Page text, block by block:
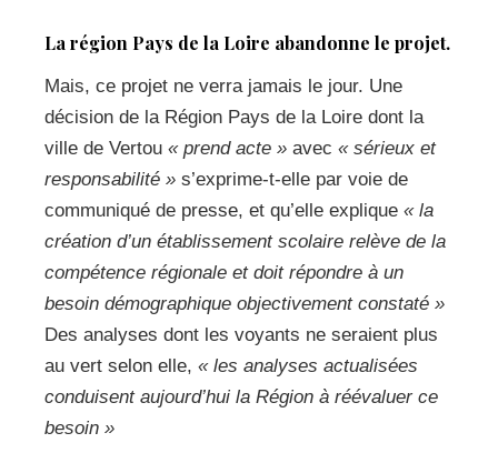
La région Pays de la Loire abandonne le projet.
Mais, ce projet ne verra jamais le jour. Une
décision de la Région Pays de la Loire dont la
ville de Vertou « prend acte » avec « sérieux et
responsabilité » s’exprime-t-elle par voie de
communiqué de presse, et qu’elle explique « la
création d’un établissement scolaire relève de la
compétence régionale et doit répondre à un
besoin démographique objectivement constaté »
Des analyses dont les voyants ne seraient plus
au vert selon elle, « les analyses actualisées
conduisent aujourd’hui la Région à réévaluer ce
besoin »